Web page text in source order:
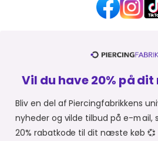
HJÆLP OG
OM
MER FRA
Vil du have 20% på
Bliv en del af Piercingfabrikkens
nyheder og vilde tilbud på e-mail,
20% rabatkode til dit næste køb 💞